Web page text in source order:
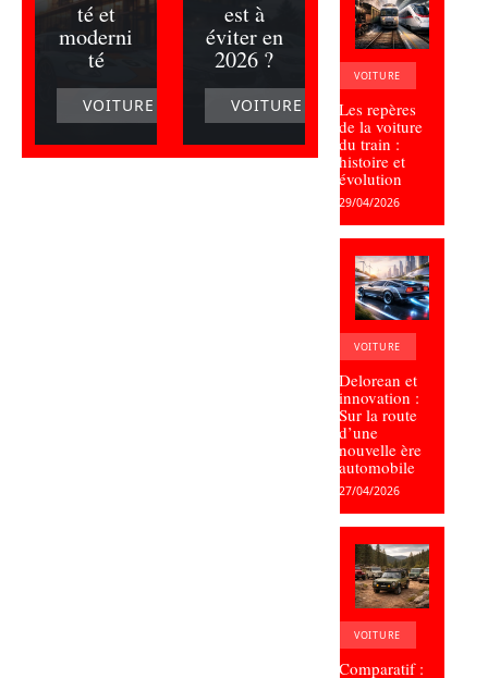
té et
moderni
té
VOITURE
est à
éviter en
2026 ?
VOITURE
VOITURE
Les repères
de la voiture
du train :
histoire et
évolution
29/04/2026
VOITURE
Delorean et
innovation :
Sur la route
d’une
nouvelle ère
automobile
27/04/2026
VOITURE
Comparatif :